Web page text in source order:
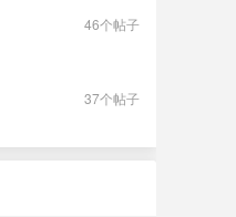
46个帖子
37个帖子